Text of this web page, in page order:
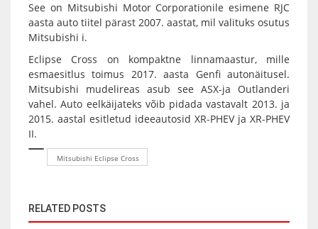
See on Mitsubishi Motor Corporationile esimene RJC
aasta auto tiitel pärast 2007. aastat, mil valituks osutus
Mitsubishi i.
Eclipse Cross on kompaktne linnamaastur, mille
esmaesitlus toimus 2017. aasta Genfi autonäitusel.
Mitsubishi mudelireas asub see ASX-ja Outlanderi
vahel. Auto eelkäijateks võib pidada vastavalt 2013. ja
2015. aastal esitletud ideeautosid XR-PHEV ja XR-PHEV
II.
Mitsubishi Eclipse Cross
RELATED POSTS